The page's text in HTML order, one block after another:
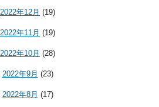
2022年12月 (19)
2022年11月 (19)
2022年10月 (28)
2022年9月 (23)
2022年8月 (17)